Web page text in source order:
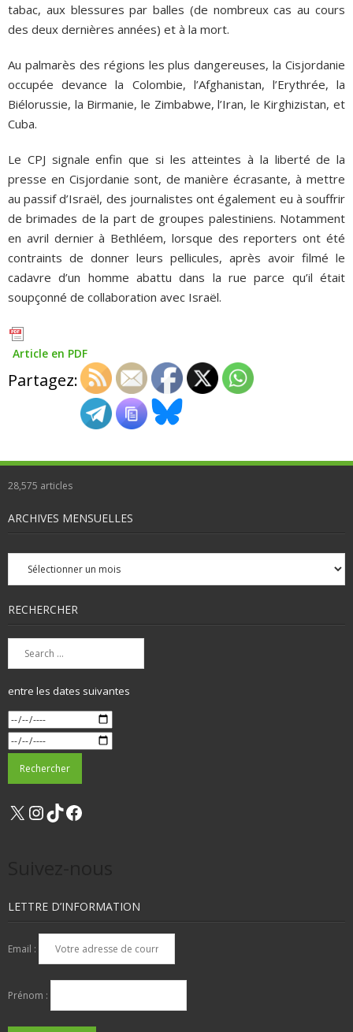
tabac, aux blessures par balles (de nombreux cas au cours
des deux dernières années) et à la mort.
Au palmarès des régions les plus dangereuses, la Cisjordanie
occupée devance la Colombie, l’Afghanistan, l’Erythrée, la
Biélorussie, la Birmanie, le Zimbabwe, l’Iran, le Kirghizistan, et
Cuba.
Le CPJ signale enfin que si les atteintes à la liberté de la
presse en Cisjordanie sont, de manière écrasante, à mettre
au passif d’Israël, des journalistes ont également eu à souffrir
de brimades de la part de groupes palestiniens. Notamment
en avril dernier à Bethléem, lorsque des reporters ont été
contraints de donner leurs pellicules, après avoir filmé le
cadavre d’un homme abattu dans la rue parce qu’il était
soupçonné de collaboration avec Israël.
Article en PDF
Partagez:
28,575 articles
ARCHIVES MENSUELLES
Archives
mensuelles
RECHERCHER
entre les dates suivantes
X Instagram
TikTok
LETTRE D’INFORMATION
Email :
Prénom :